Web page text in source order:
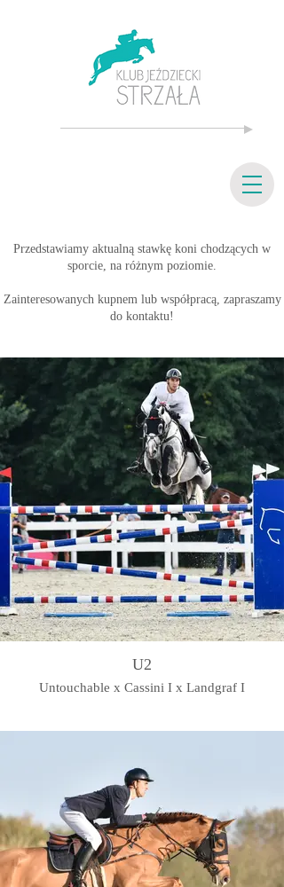
Przedstawiamy aktualną stawkę koni chodzących w
sporcie, na różnym poziomie.
Zainteresowanych kupnem lub współpracą, zapraszamy
do kontaktu!
U2
Untouchable x Cassini I x Landgraf I